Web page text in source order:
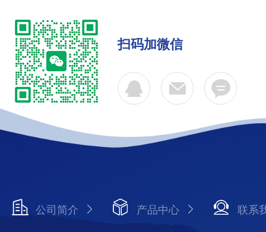
扫码加微信
公司简介 产品中心 联系